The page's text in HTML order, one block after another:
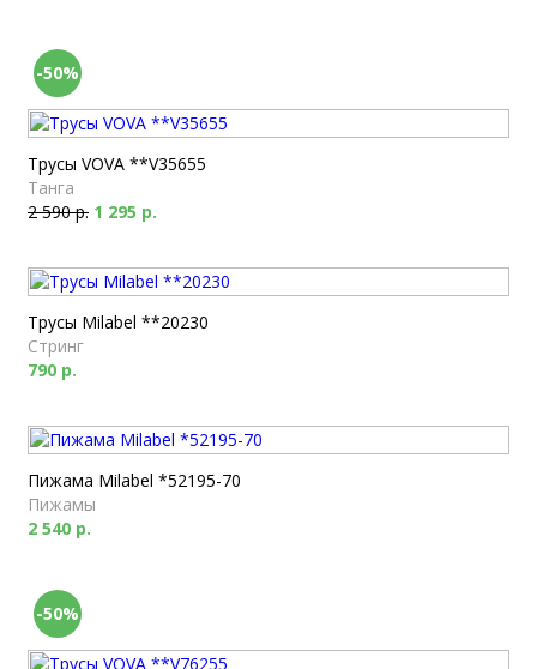
-50%
Трусы VOVA **V35655
Танга
2 590 р. 1 295 р.
Трусы Milabel **20230
Стринг
790 р.
Пижама Milabel *52195-70
Пижамы
2 540 р.
-50%